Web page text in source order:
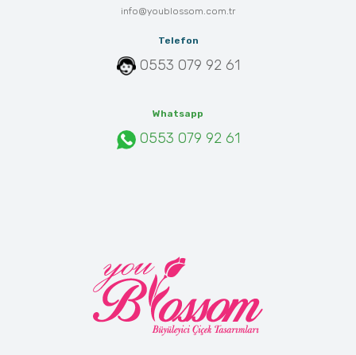
info@youblossom.com.tr
Telefon
0553 079 92 61
Whatsapp
0553 079 92 61